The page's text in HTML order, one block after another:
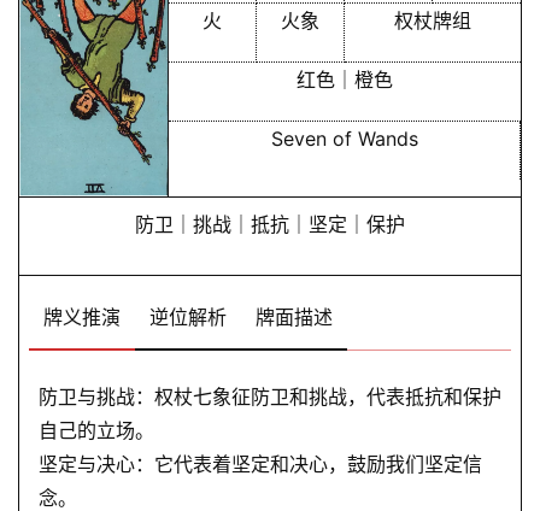
卜
命
火 火象 权杖牌组
红色｜橙色
Seven of Wands
防卫｜挑战｜抵抗｜坚定｜保护
牌义推演 逆位解析 牌面描述
防卫与挑战：权杖七象征防卫和挑战，代表抵抗和保护
自己的立场。
坚定与决心：它代表着坚定和决心，鼓励我们坚定信
念。